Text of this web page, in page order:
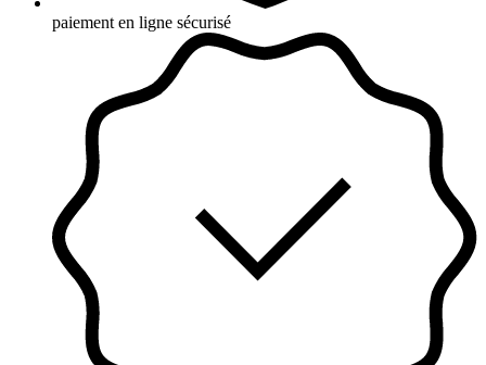
paiement en ligne sécurisé